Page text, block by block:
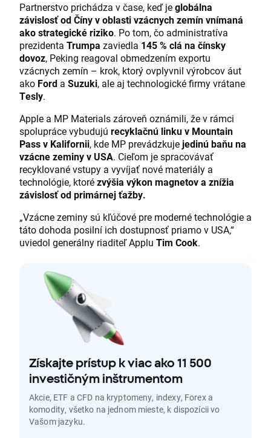
Partnerstvo prichádza v čase, keď jeglobálna
závislosť od Číny v oblasti vzácnych zemín vnímaná
ako strategické riziko. Po tom, čo administratíva
prezidenta Trumpa zaviedla 145 % clá na čínsky
dovoz, Peking reagoval obmedzením exportu
vzácnych zemín – krok, ktorý ovplyvnil výrobcov áut
ako Ford a Suzuki, ale aj technologické firmy vrátane
Tesly.
Apple a MP Materials zároveň oznámili, že v rámci
spolupráce vybudujú recyklačnú linku v Mountain
Pass v Kalifornii, kde MP prevádzkujejedinú baňu na
vzácne zeminy v USA. Cieľom je spracovávať
recyklované vstupy a vyvíjať nové materiály a
technológie, ktorézvýšia výkon magnetov a znížia
závislosť od primárnej ťažby.
„Vzácne zeminy sú kľúčové pre moderné technológie a
táto dohoda posilní ich dostupnosť priamo v USA,“
uviedol generálny riaditeľ Applu Tim Cook.
Získajte prístup k viac ako 11 500
investičným inštrumentom
Akcie, ETF a CFD na kryptomeny, indexy, Forex a
komodity, všetko na jednom mieste, k dispozícii vo
Vašom jazyku.